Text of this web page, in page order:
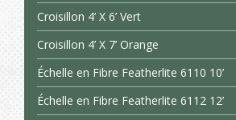
Croisillon 4’ X 6’ Vert
Croisillon 4’ X 7’ Orange
Échelle en Fibre Featherlite 6110 10’
Échelle en Fibre Featherlite 6112 12’